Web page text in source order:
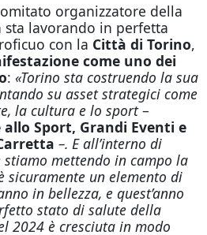
organizzatore della
lavorando in perfetta
con la Città di Torino,
come uno dei
: «Torino sta costruendo la sua
su asset strategici come
la cultura e lo sport–
allo Sport, Grandi Eventi e
–. E all’interno di
mettendo in campo la
sicuramente un elemento di
in bellezza, e quest’anno
stato di salute della
2024 è cresciuta in modo